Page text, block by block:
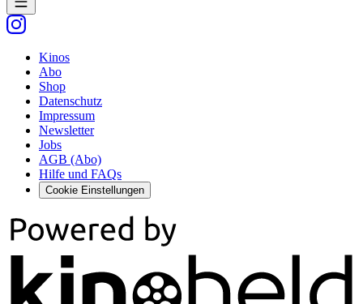
Kinos
Abo
Shop
Datenschutz
Impressum
Newsletter
Jobs
AGB (Abo)
Hilfe und FAQs
Cookie Einstellungen